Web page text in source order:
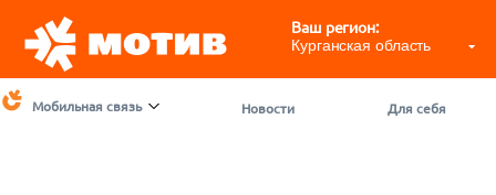
Ваш регион:
Курганская область
Мобильная связь Новости Для себя